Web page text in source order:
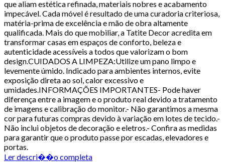
que aliam estética refinada, materiais nobres e acabamento
impecável. Cada móvel é resultado de uma curadoria criteriosa,
matéria-prima de excelência e mão de obra altamente
qualificada. Mais do que mobiliar, a Tatite Decor acredita em
transformar casas em espaços de conforto, beleza e
autenticidade acessíveis a todos que valorizam o bom
design.CUIDADOS A LIMPEZA:Utilize um pano limpo e
levemente úmido. Indicado para ambientes internos, evite
exposição direta ao sol, calor excessivo e
umidades.INFORMAÇÕES IMPORTANTES- Pode haver
diferença entre a imagem e o produto real devido a tratamento
de imagens e calibração do monitor.- Não garantimos a mesma
cor para futuras compras devido à variação em lotes de tecido.-
Não inclui objetos de decoração e eletros.- Confira as medidas
para garantir que o produto passe por escadas, elevadores e
portas.
Ler descri��o completa